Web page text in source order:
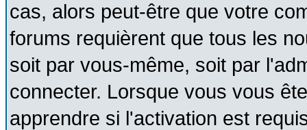
cas, alors peut-être que votre
forums requièrent que tous les
soit par vous-même, soit par
connecter. Lorsque vous vous
apprendre si l'activation est